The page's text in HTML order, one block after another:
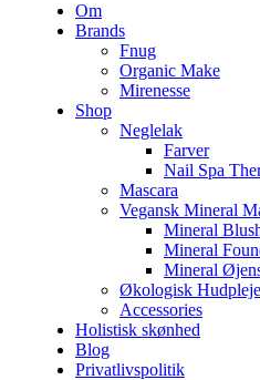
Om
Brands
Fnug
Organic Make
Mirenesse
Shop
Neglelak
Farver
Nail Spa
Mascara
Vegansk Mineral
Mineral
Mineral
Mineral
Økologisk Hudpleje
Accessories
Holistisk skønhed
Blog
Privatlivspolitik